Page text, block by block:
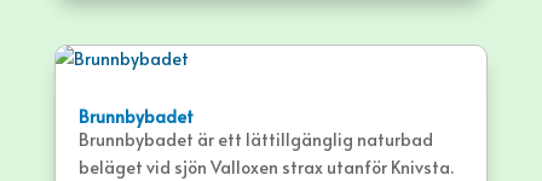
Brunnbybadet
Brunnbybadet är ett lättillgänglig naturbad
beläget vid sjön Valloxen strax utanför Knivsta.